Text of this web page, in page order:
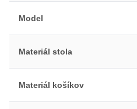
Model
Materiál stola
Materiál košíkov